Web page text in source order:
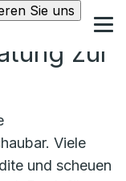
Sie uns
zur
Viele
und scheuen